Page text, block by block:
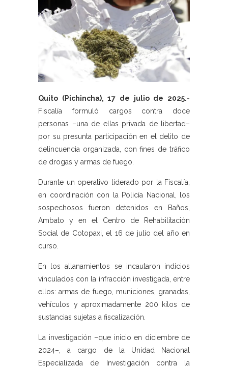
Quito (Pichincha), 17 de julio de 2025.-
Fiscalía formuló cargos contra doce
personas –una de ellas privada de libertad–
por su presunta participación en el delito de
delincuencia organizada, con fines de tráfico
de drogas y armas de fuego.
Durante un operativo liderado por la Fiscalía,
en coordinación con la Policía Nacional, los
sospechosos fueron detenidos en Baños,
Ambato y en el Centro de Rehabilitación
Social de Cotopaxi, el 16 de julio del año en
curso.
En los allanamientos se incautaron indicios
vinculados con la infracción investigada, entre
ellos: armas de fuego, municiones, granadas,
vehículos y aproximadamente 200 kilos de
sustancias sujetas a fiscalización.
La investigación –que inicio en diciembre de
2024–, a cargo de la Unidad Nacional
Especializada de Investigación contra la